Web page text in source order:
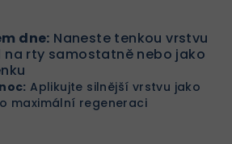
dne: Naneste tenkou vrstvu
na rty samostatně nebo jako
Aplikujte silnější vrstvu jako
maximální regeneraci